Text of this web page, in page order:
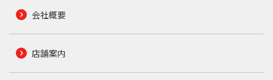
会社概要
店舗案内